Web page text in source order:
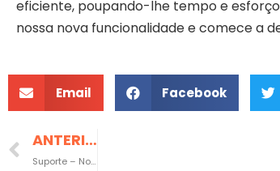
eficiente, poupando-lhe tempo e
nossa nova funcionalidade e comece a
Email Facebook
ANTERIOR
Suporte – Novas funcionalidades